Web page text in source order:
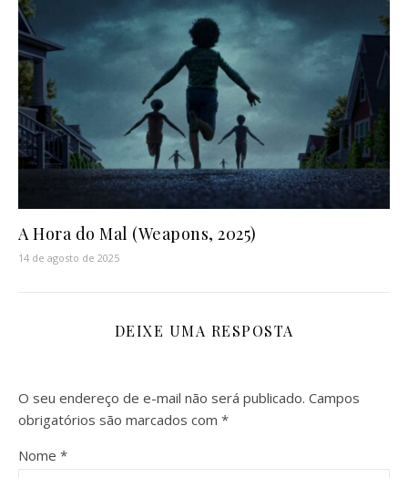
A Hora do Mal (Weapons, 2025)
14 de agosto de 2025
DEIXE UMA RESPOSTA
O seu endereço de e-mail não será publicado. Campos
obrigatórios são marcados com *
Nome *